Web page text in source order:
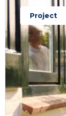
Project